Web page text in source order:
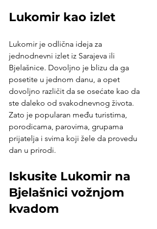
Lukomir kao izlet
Lukomir je odlična ideja za
jednodnevni izlet iz Sarajeva ili
Bjelašnice. Dovoljno je blizu da ga
posetite u jednom danu, a opet
dovoljno različit da se osećate kao da
ste daleko od svakodnevnog života.
Zato je popularan među turistima,
porodicama, parovima, grupama
prijatelja i svima koji žele da provedu
dan u prirodi.
Iskusite Lukomir na
Bjelašnici vožnjom
kvadom